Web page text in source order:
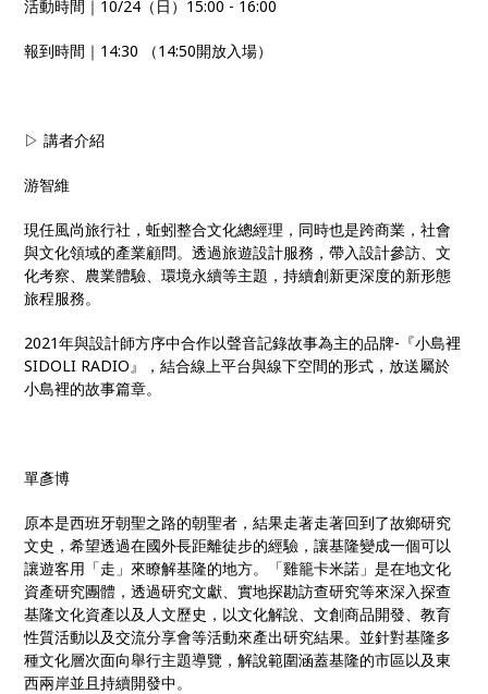
活動時間｜10/24（日）15:00 - 16:00
報到時間｜14:30 （14:50開放入場）
▷ 講者介紹
游智維
現任風尚旅行社，蚯蚓整合文化總經理，同時也是跨商業，社會
與文化領域的產業顧問。透過旅遊設計服務，帶入設計參訪、文
化考察、農業體驗、環境永續等主題，持續創新更深度的新形態
旅程服務。
2021年與設計師方序中合作以聲音記錄故事為主的品牌-『小島裡
SIDOLI RADIO』，結合線上平台與線下空間的形式，放送屬於
小島裡的故事篇章。
單彥博
原本是西班牙朝聖之路的朝聖者，結果走著走著回到了故鄉研究
文史，希望透過在國外長距離徒步的經驗，讓基隆變成一個可以
讓遊客用「走」來瞭解基隆的地方。「雞籠卡米諾」是在地文化
資產研究團體，透過研究文獻、實地探勘訪查研究等來深入探查
基隆文化資產以及人文歷史，以文化解說、文創商品開發、教育
性質活動以及交流分享會等活動來產出研究結果。並針對基隆多
種文化層次面向舉行主題導覽，解說範圍涵蓋基隆的市區以及東
西兩岸並且持續開發中。